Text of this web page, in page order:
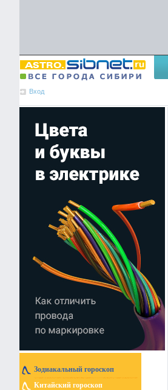
Вход
Зодиакальный гороскоп
Китайский гороскоп